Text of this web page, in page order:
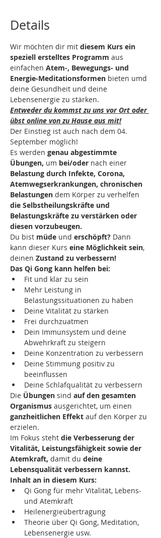
Details
Wir möchten dir mit diesem Kurs ein
speziell erstelltes Programm aus
einfachen Atem-, Bewegungs- und
Energie-Meditationsformen bieten umd
deine Gesundheit und deine
Lebensenergie zu stärken.
Entweder du kommst zu uns vor Ort oder
übst online von zu Hause aus mit!
Der Einstieg ist auch nach dem 04.
September möglich!
Es werden genau abgestimmte
Übungen, um bei/oder nach einer
Belastung durch Infekte, Corona,
Atemwegserkrankungen, chronischen
Belastungen dem Körper zu verhelfen
die Selbstheilungskräfte und
Belastungskräfte zu verstärken oder
diesen vorzubeugen.
Du bist müde und erschöpft? Dann
kann dieser Kurs eine Möglichkeit sein,
deinen Zustand zu verbessern!
Das Qi Gong kann helfen bei:
Fit und klar zu sein
Mehr Leistung in
Belastungssituationen zu haben
Deine Vitalität zu stärken
Frei durchzuatmen
Dein Immunsystem und deine
Abwehrkraft zu steigern
Deine Konzentration zu verbessern
Deine Stimmung positiv zu
beeinflussen
Deine Schlafqualität zu verbessern
Die Übungen sind auf den gesamten
Organismus ausgerichtet, um einen
ganzheitlichen Effekt auf den Körper zu
erzielen.
Im Fokus steht die Verbesserung der
Vitalität, Leistungsfähigkeit sowie der
Atemkraft, damit du deine
Lebensqualität verbessern kannst.
Inhalt an in diesem Kurs:
Qi Gong für mehr Vitalität, Lebens-
und Atemkraft
Heilenergieübertragung
Theorie über Qi Gong, Meditation,
Lebensenergie usw.